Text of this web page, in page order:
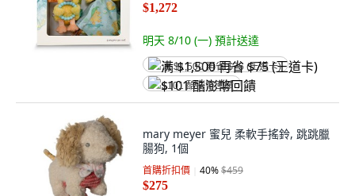
$1,272
明天 8/10 (一) 預計送達
满 $1,500 再省 $75 (王道卡)
$101 酷澎幣回饋
mary meyer 蜜兒 柔軟手搖鈴, 跳跳臘
腸狗, 1個
首購折扣價 40%$459
$275